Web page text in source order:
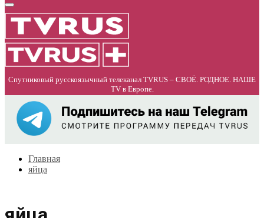
Primary
Menu
Спутниковый русскоязычный телеканал TVRUS – СВОЁ. РОДНОЕ. НАШЕ
TV в Европе.
Главная
яйца